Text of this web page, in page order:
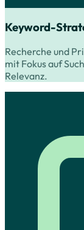
Keyword-
Recherche und
mit Fokus auf
Relevanz.